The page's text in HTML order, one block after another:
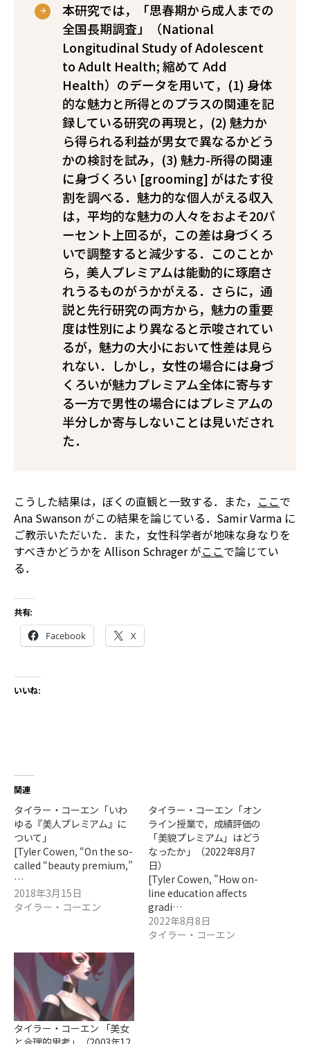
本研究では，「思春期から成人までの
全国長期調査」（National
Longitudinal Study of Adolescent
to Adult Health; 縮めて Add
Health）のデータを用いて，(1) 身体
的な魅力と所得とのプラスの関連を記
録している研究の再現と，(2) 魅力か
ら得られる利益が男女で異なるかどう
かの検討を試み，(3) 魅力-所得の関連
に身づくろい [grooming] がはたす役
割を調べる．魅力的な個人がえる収入
は，平均的な魅力の人々をおよそ20パ
ーセント上回るが，この差は身づくろ
いで調整すると減少する．このことか
ら，美人プレミアムは能動的に琢磨さ
れうるものがうかがえる．さらに，通
説と先行研究の両方から，魅力の重要
度は性別により異なると示唆されてい
るが，魅力の大小において性差は見ら
れない．しかし，女性の場合には身づ
くろいが魅力プレミアム全体に寄与す
る一方で男性の場合にはプレミアムの
半分しか寄与しないことは見いだされ
た．
こうした結果は，ぼくの直観と一致する．また， ここで
Ana Swanson がこの結果を論じている．Samir Varma に
ご教示いただいた．また，女性科学者が地味な身なりを
すべきかどうかを Allison Schrager がここで論じてい
る．
共有:
Facebook X
いいね:
関連
タイラー・コーエン「いわ
ゆる『美人プレミアム』に
ついて」
[Tyler Cowen, “On the so-
called “beauty premium,”
…
2018年3月15日
タイラー・コーエン
タイラー・コーエン「オン
ライン授業で，成績評価の
「美貌プレミアム」はどう
なったか」（2022年8月7
日）
[Tyler Cowen, "How on-
line education affects
gradi…
2022年8月8日
タイラー・コーエン
タイラー・コーエン 「美女